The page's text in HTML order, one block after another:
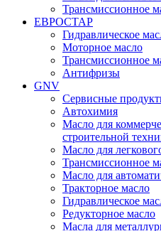
Трансмиссионное
ЕВРОСТАР
Гидравлическое
Моторное масло
Трансмиссионное
Антифризы
GNV
Сервисные
Автохимия
Масло для
строительной
Масло для
Трансмиссионное
Масло для
Тракторное масло
Гидравлическое
Редукторное масло
Масла для